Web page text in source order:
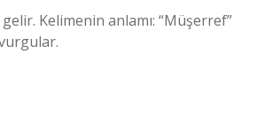
Kelimenin anlamı: “Müşerref”